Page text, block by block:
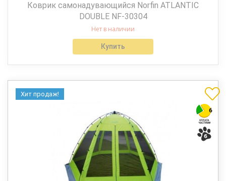
Коврик самонадувающийся Norfin ATLANTIC
DOUBLE NF-30304
Нет в наличии
Купить
Хит продаж!